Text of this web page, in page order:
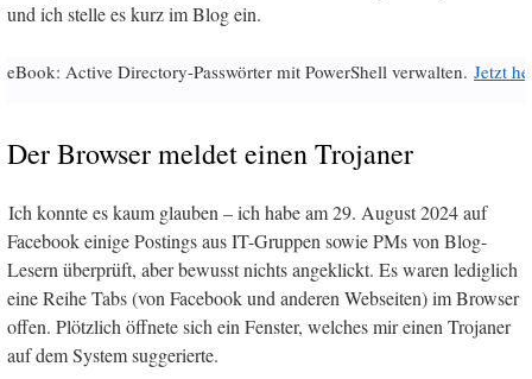
und ich stelle es kurz im Blog ein.
eBook: Active Directory-Passwörter mit PowerShell verwalten. Jetzt
Der Browser meldet einen Trojaner
Ich konnte es kaum glauben – ich habe am 29. August 2024 auf
Facebook einige Postings aus IT-Gruppen sowie PMs von Blog-
Lesern überprüft, aber bewusst nichts angeklickt. Es waren lediglich
eine Reihe Tabs (von Facebook und anderen Webseiten) im Browser
offen. Plötzlich öffnete sich ein Fenster, welches mir einen Trojaner
auf dem System suggerierte.